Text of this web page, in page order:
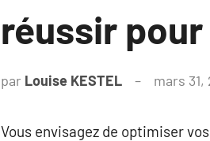
réussir
par Louise KESTEL mars 31,
Vous envisagez de optimiser